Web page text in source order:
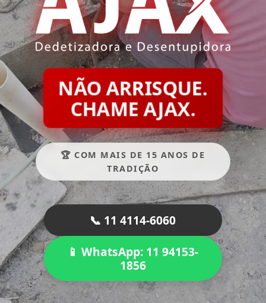
NÃO ARRISQUE.
CHAME AJAX.
🏆 COM MAIS DE 15 ANOS DE
TRADIÇÃO
📞 11 4114-6060
📱 WhatsApp: 11 94153-
1856